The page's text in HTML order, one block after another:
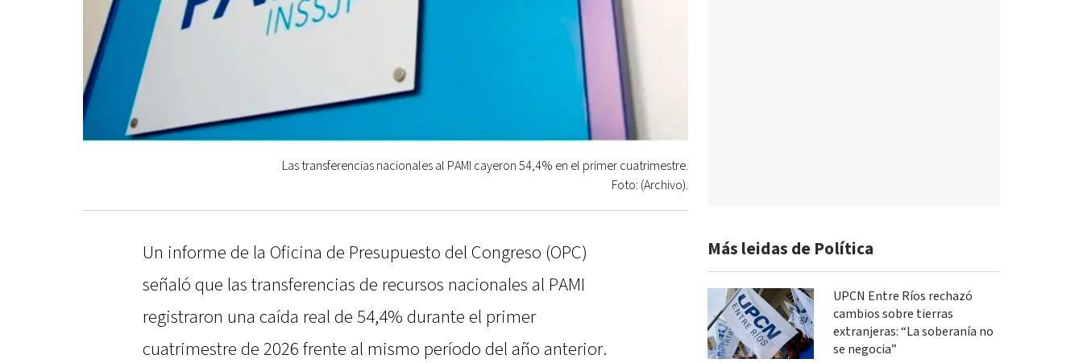
Las transferencias nacionales al PAMI cayeron 54,4% en el primer cuatrimestre.
Foto: (Archivo).
Un informe de la Oficina de Presupuesto del Congreso (OPC)
señaló que las transferencias de recursos nacionales al PAMI
registraron una caída real de 54,4% durante el primer
cuatrimestre de 2026 frente al mismo período del año anterior.
Más leidas de Política
UPCN Entre Ríos rechazó
cambios sobre tierras
extranjeras: “La soberanía no
se negocia”